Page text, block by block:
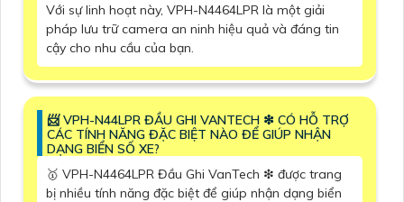
Với sự linh hoạt này, VPH-N4464LPR là một giải
pháp lưu trữ camera an ninh hiệu quả và đáng tin
cậy cho nhu cầu của bạn.
📨 VPH-N44LPR ĐẦU GHI VANTECH ❇ CÓ HỖ TRỢ
CÁC TÍNH NĂNG ĐẶC BIỆT NÀO ĐỂ GIÚP NHẬN
DẠNG BIỂN SỐ XE?
🥇 VPH-N4464LPR Đầu Ghi VanTech ❇ được trang
bị nhiều tính năng đặc biệt để giúp nhận dạng biển